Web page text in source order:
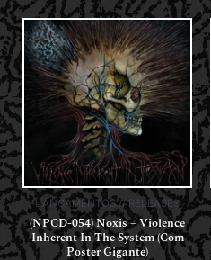
LANÇAMENTOS // RELEASES
(NPCD-054) Noxis – Violence
Inherent In The System (Com
Poster Gigante)